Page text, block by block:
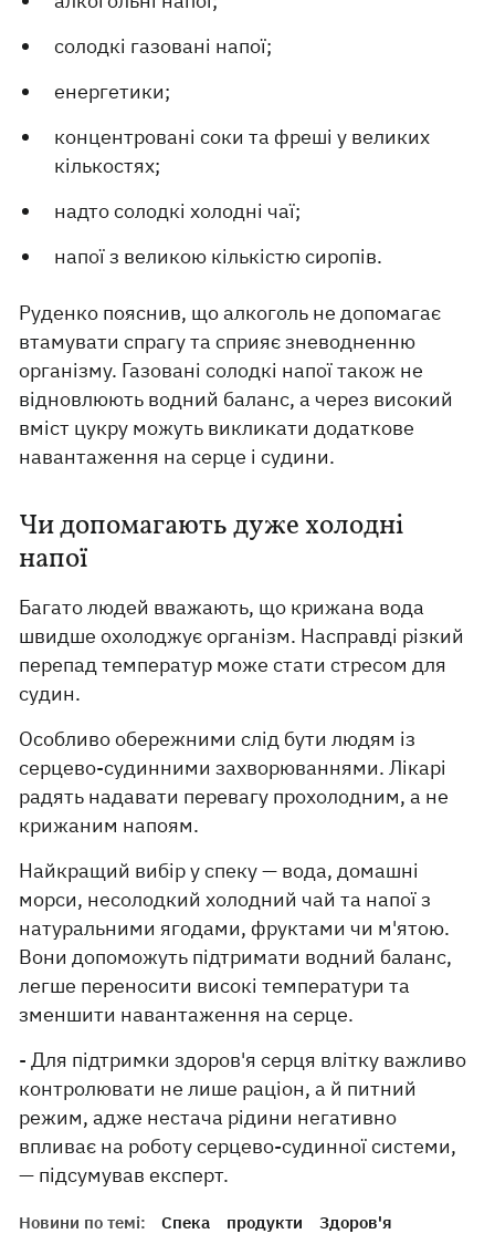
солодкі газовані напої;
енергетики;
концентровані соки та фреші у великих
кількостях;
надто солодкі холодні чаї;
напої з великою кількістю сиропів.
Руденко пояснив, що алкоголь не допомагає
втамувати спрагу та сприяє зневодненню
організму. Газовані солодкі напої також не
відновлюють водний баланс, а через високий
вміст цукру можуть викликати додаткове
навантаження на серце і судини.
Чи допомагають дуже холодні
напої
Багато людей вважають, що крижана вода
швидше охолоджує організм. Насправді різкий
перепад температур може стати стресом для
судин.
Особливо обережними слід бути людям із
серцево-судинними захворюваннями. Лікарі
радять надавати перевагу прохолодним, а не
крижаним напоям.
Найкращий вибір у спеку — вода, домашні
морси, несолодкий холодний чай та напої з
натуральними ягодами, фруктами чи м'ятою.
Вони допоможуть підтримати водний баланс,
легше переносити високі температури та
зменшити навантаження на серце.
- Для підтримки здоров'я серця влітку важливо
контролювати не лише раціон, а й питний
режим, адже нестача рідини негативно
впливає на роботу серцево-судинної системи,
— підсумував експерт.
Новини по темі: Спека продукти Здоров'я